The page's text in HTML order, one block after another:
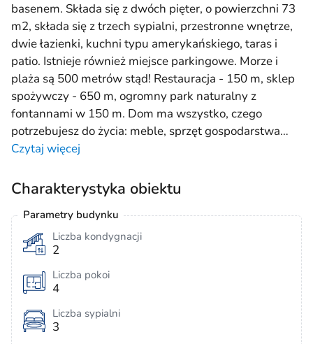
basenem. Składa się z dwóch pięter, o powierzchni 73
m2, składa się z trzech sypialni, przestronne wnętrze,
dwie łazienki, kuchni typu amerykańskiego, taras i
patio. Istnieje również miejsce parkingowe. Morze i
plaża są 500 metrów stąd! Restauracja - 150 m, sklep
spożywczy - 650 m, ogromny park naturalny z
fontannami w 150 m. Dom ma wszystko, czego
potrzebujesz do życia: meble, sprzęt gospodarstwa…
Czytaj więcej
Charakterystyka obiektu
Parametry budynku
Liczba kondygnacji
2
Liczba pokoi
4
Liczba sypialni
3